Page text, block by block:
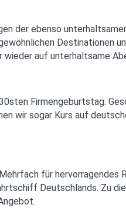
der ebenso
Destinationen
auf unterhaltsame
Firmengeburtstag.
wir sogar Kurs auf
für
Deutschlands. Zu